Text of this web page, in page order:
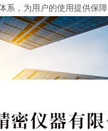
系，为用户的使用提供保障